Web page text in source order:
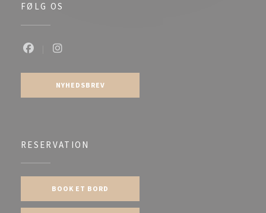
FØLG OS
NYHEDSBREV
RESERVATION
BOOK ET BORD